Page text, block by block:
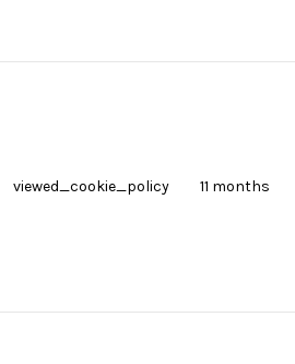
viewed_cookie_policy 11 months